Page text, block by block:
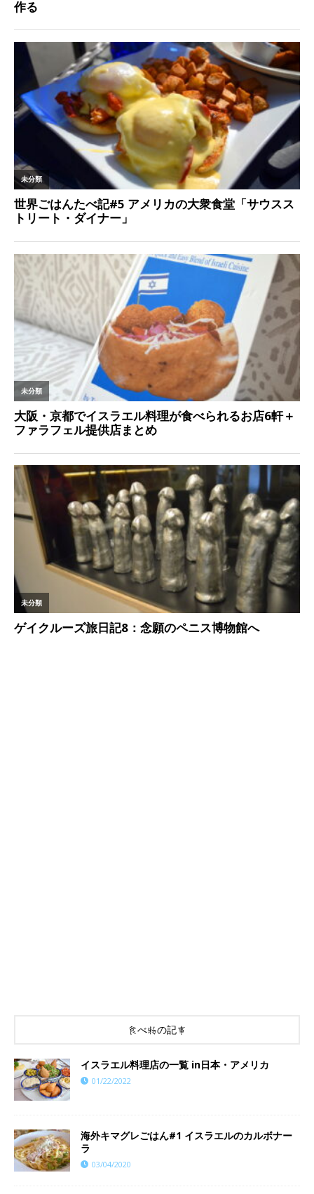
食べ物の記事
イスラエル料理店の一覧 in日本・アメリカ
01/22/2022
海外キマグレごはん#1 イスラエルのカルボナー
ラ
03/04/2020